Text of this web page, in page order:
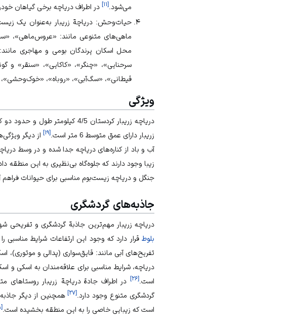
می‌شود.[۱۱]در اطراف دریاچه برخی گیاهان
حیات‌وحش: دریاچة زریبار به‌عنوان یک
ماهی‌های متنوعی مانند: «عروس‌ماهی»،
محل اسکان پرندگان بومی و مهاجری
سر‌حنایی»، «چنگر»، «کاکایی»، «سنقر»
قیطانی»، «سگ‌آبی»، «روباه»،
ویژگی
دریاچه زریبارکردستان
زریبار دارای عمق متوسط 6 متر است.
[۱۹] از دیگر
آب و باد از کناره‌های دریاچه جدا شده و در وسط
زیبا وجود دارند که جلوه‌گاه بی‌نظیری به این منطقه
جنگل و دریاچه زیست‌بوم مناسبی برای حیوانات فراهم
جاذبه‌های گردشگری
دریاچه زریبار مهم‌‌ترین جاذبة‌ گردشگری و تفریحی
بلوط قرار دارد که وجود این ارتفاعات شرایط مناسبی
تفریح‌های آبی مانند: قایق‌سواری (پدالی و موتوری)،
دریاچه، شرایط مناسبی برای علاقه‌مندان به اسکی و
است. [۲۶]
در اطراف جادة دریاچة زریبار روستا‌های
گردشگری متنوع وجود دارد. [۲۷]همچنین از دیگر
است که زیبایی خاصی را به این منطقه بخشیده است. [